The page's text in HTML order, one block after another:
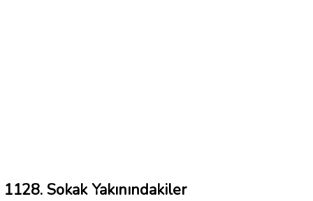
1128. Sokak Yakınındakiler